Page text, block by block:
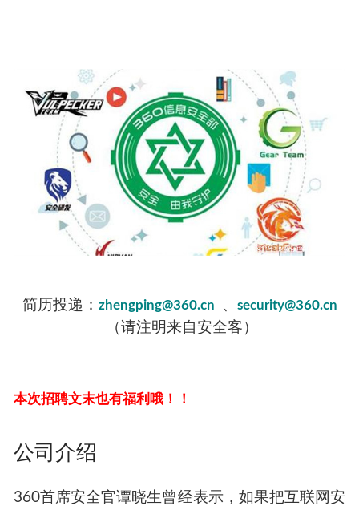
简历投递： zhengping@360.cn 、 security@360.cn
（请注明来自安全客）
本次招聘文末也有福利哦！！
公司介绍
360首席安全官谭晓生曾经表示，如果把互联网安